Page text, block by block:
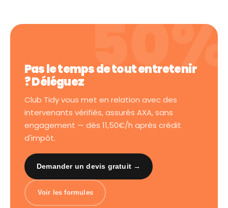
Pas le temps de tout entretenir
? Déléguez
Club Tidy vous met en relation avec des
intervenants vérifiés, assurés AXA, sans
engagement — dès 11,50€/h après crédit
d'impôt.
Demander un devis gratuit →
Voir les formules